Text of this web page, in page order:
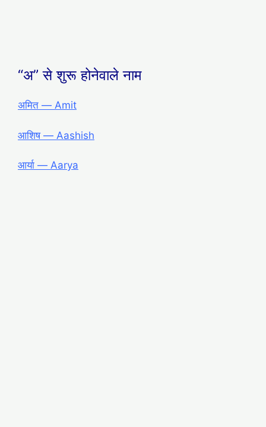
“अ” से शुरू होनेवाले नाम
अमित ― Amit
आशिष ― Aashish
आर्या ― Aarya